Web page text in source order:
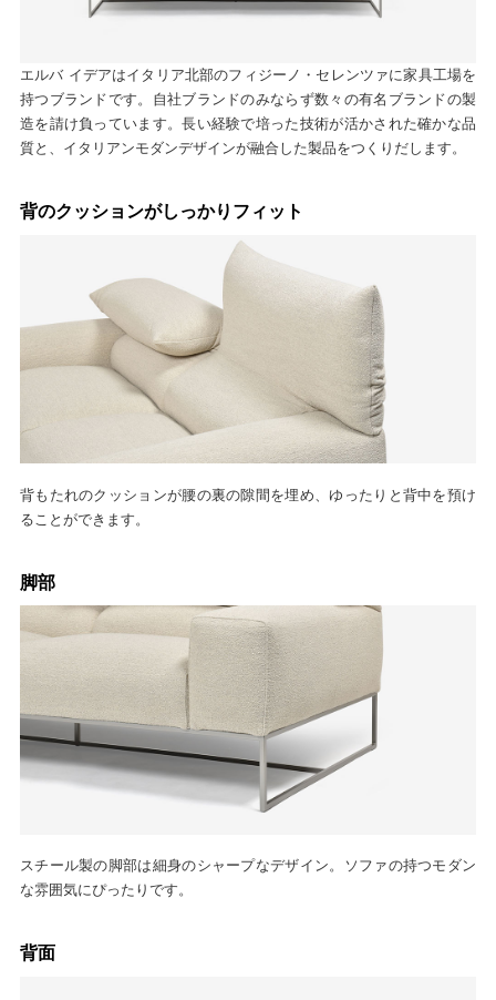
エルバ イデアはイタリア北部のフィジーノ・セレンツァに家具工場を
持つブランドです。自社ブランドのみならず数々の有名ブランドの製
造を請け負っています。長い経験で培った技術が活かされた確かな品
質と、イタリアンモダンデザインが融合した製品をつくりだします。
背のクッションがしっかりフィット
背もたれのクッションが腰の裏の隙間を埋め、ゆったりと背中を預け
ることができます。
脚部
スチール製の脚部は細身のシャープなデザイン。ソファの持つモダン
な雰囲気にぴったりです。
背面